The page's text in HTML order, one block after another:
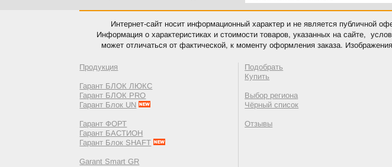
Интернет-сайт носит информационный характер и не является публичной
Информация о характеристиках и стоимости товаров, указанных на сайте,
может отличаться от фактической, к моменту оформления заказа.
Продукция
Гарант БЛОК ЛЮКС
Гарант БЛОК PRO
Гарант Блок UN
Гарант ФОРТ
Гарант БАСТИОН
Гарант Блок SHAFT
Garant Smart GR
Подобрать
Купить
Выбор региона
Чёрный список
Отзывы